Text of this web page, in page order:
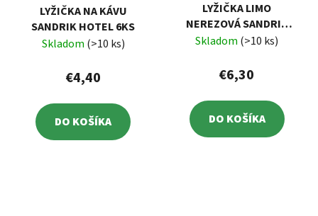
LYŽIČKA NA KÁVU
SANDRIK HOTEL 6KS
Skladom (>10 ks)
€4,40
DO KOŠÍKA
LYŽIČKA LIMO
NEREZOVÁ SANDRIK
HOTEL 6KS
Skladom (>10 ks)
€6,30
DO KOŠÍKA